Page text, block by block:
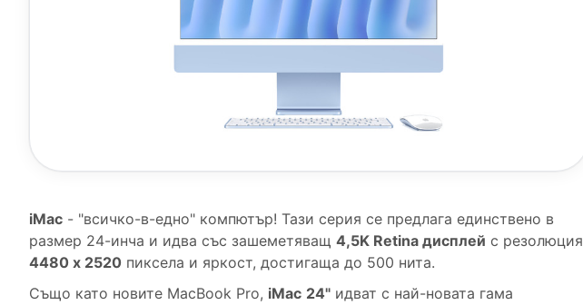
iMac - "всичко-в-едно" компютър! Тази серия се предлага единствено в
размер 24-инча и идва със зашеметяващ 4,5K Retina дисплей с резолюция
4480 x 2520 пиксела и яркост, достигаща до 500 нита.
Също като новите MacBook Pro, iMac 24" идват с най-новата гама